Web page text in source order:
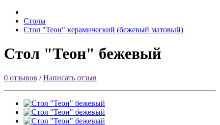
Столы
Стол "Теон" керамический (бежевый матовый)
Стол "Теон" бежевый
0 отзывов /Написать отзыв